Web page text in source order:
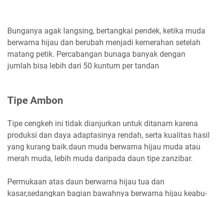
Bunganya agak langsing, bertangkai pendek, ketika muda
berwarna hijau dan berubah menjadi kemerahan setelah
matang petik. Percabangan bunaga banyak dengan
jumlah bisa lebih dari 50 kuntum per tandan
Tipe Ambon
Tipe cengkeh ini tidak dianjurkan untuk ditanam karena
produksi dan daya adaptasinya rendah, serta kualitas hasil
yang kurang baik.daun muda berwarna hijau muda atau
merah muda, lebih muda daripada daun tipe zanzibar.
Permukaan atas daun berwarna hijau tua dan
kasar,sedangkan bagian bawahnya berwarna hijau keabu-